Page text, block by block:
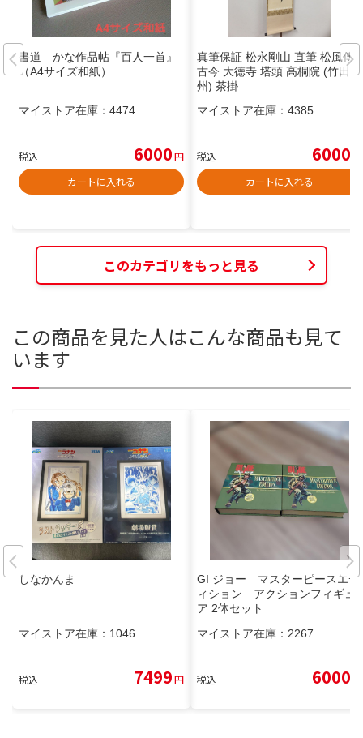
書道 かな作品帖『百人一首』
（A4サイズ和紙）
マイストア在庫： 4474
税込 6000円
カートに入れる
真筆保証 松永剛山 直筆 松風傳
古今 大徳寺 塔頭 高桐院 (竹田益
州) 茶掛
マイストア在庫： 4385
税込 6000
カートに入れる
このカテゴリをもっと見る
この商品を見た人はこんな商品も見て
います
しなかんま
マイストア在庫： 1046
税込 7499円
GI ジョー マスターピースエデ
ィション アクションフィギュ
ア 2体セット
マイストア在庫： 2267
税込 6000